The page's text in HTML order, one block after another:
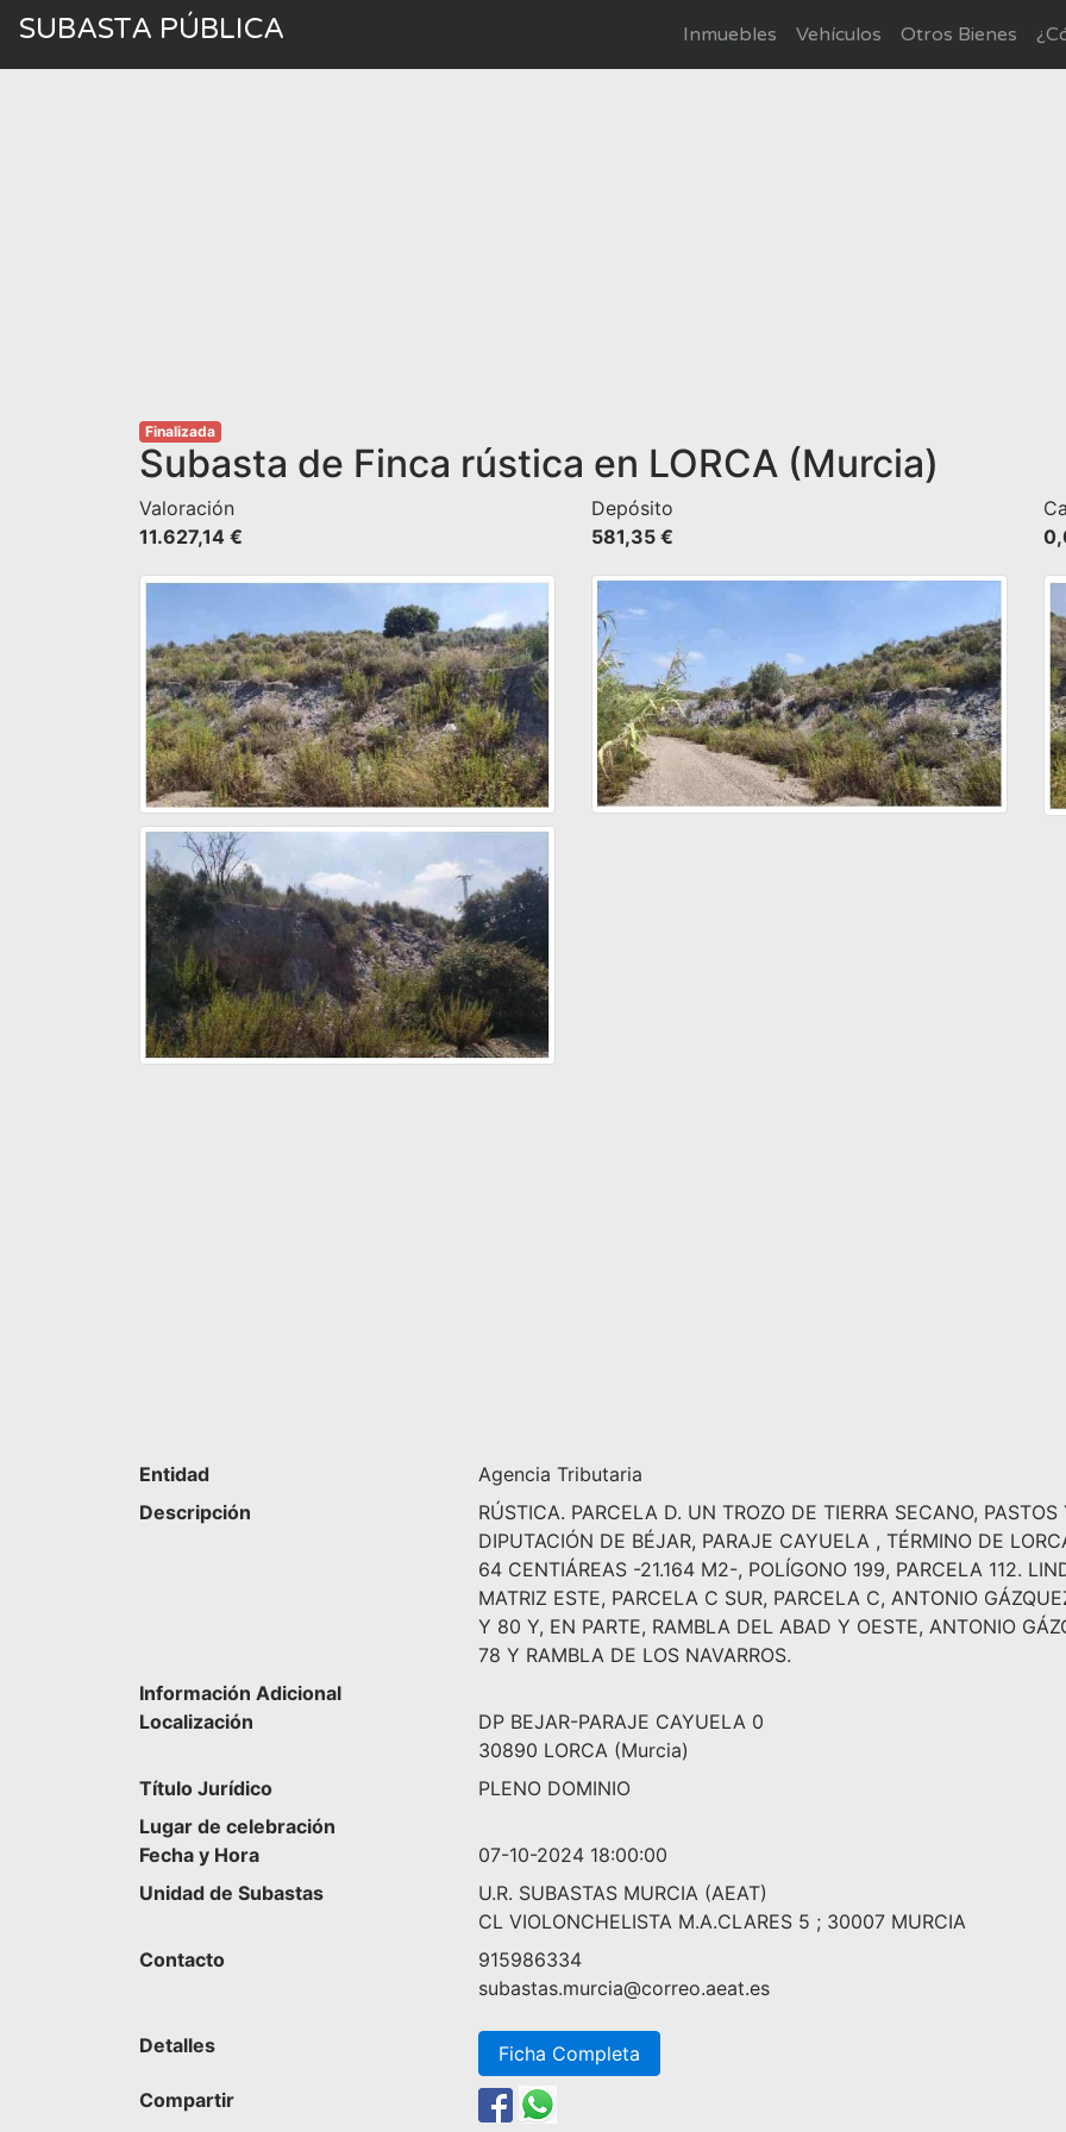
SUBASTA PÚBLICA Inmuebles Vehículos Otros Bienes
Finalizada
Subasta de Finca rústica en LORCA (Murcia)
Valoración
11.627,14 €
Depósito
581,35 €
Entidad
Agencia Tributaria
Descripción
RÚSTICA. PARCELA D. UN TROZO DE TIERRA SECANO,
DIPUTACIÓN DE BÉJAR, PARAJE CAYUELA , TÉRMINO DE
64 CENTIÁREAS -21.164 M2-, POLÍGONO 199, PARCELA 112.
MATRIZ ESTE, PARCELA C SUR, PARCELA C, ANTONIO
Y 80 Y, EN PARTE, RAMBLA DEL ABAD Y OESTE, ANTONIO
78 Y RAMBLA DE LOS NAVARROS.
Información Adicional
Localización
DP BEJAR-PARAJE CAYUELA 0
30890 LORCA (Murcia)
Título Jurídico
PLENO DOMINIO
Lugar de celebración
Fecha y Hora
07-10-2024 18:00:00
Unidad de Subastas
U.R. SUBASTAS MURCIA (AEAT)
CL VIOLONCHELISTA M.A.CLARES 5 ; 30007 MURCIA
Contacto
915986334
subastas.murcia@correo.aeat.es
Detalles
Ficha Completa
Compartir